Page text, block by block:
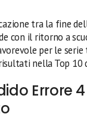
tra la fine
con il ritorno a
per le serie
nella Top 10
Errore